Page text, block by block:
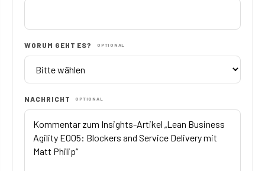
WORUM GEHT ES? OPTIONAL
NACHRICHT OPTIONAL